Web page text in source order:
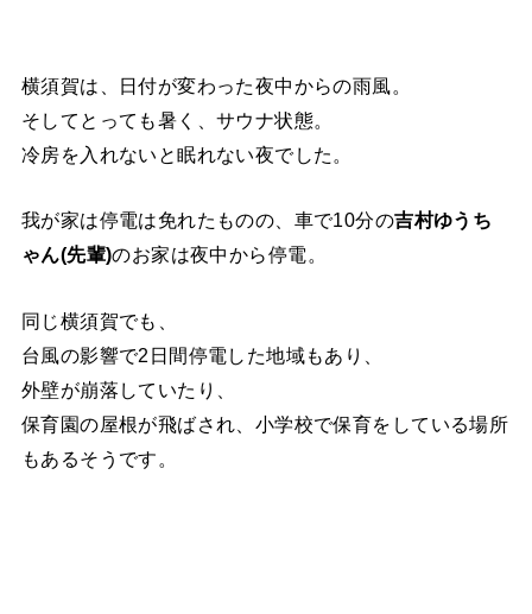
横須賀は、日付が変わった夜中からの雨風。
そしてとっても暑く、サウナ状態。
冷房を入れないと眠れない夜でした。
我が家は停電は免れたものの、車で10分の吉村ゆうち
ゃん(先輩)のお家は夜中から停電。
同じ横須賀でも、
台風の影響で2日間停電した地域もあり、
外壁が崩落していたり、
保育園の屋根が飛ばされ、小学校で保育をしている場所
もあるそうです。